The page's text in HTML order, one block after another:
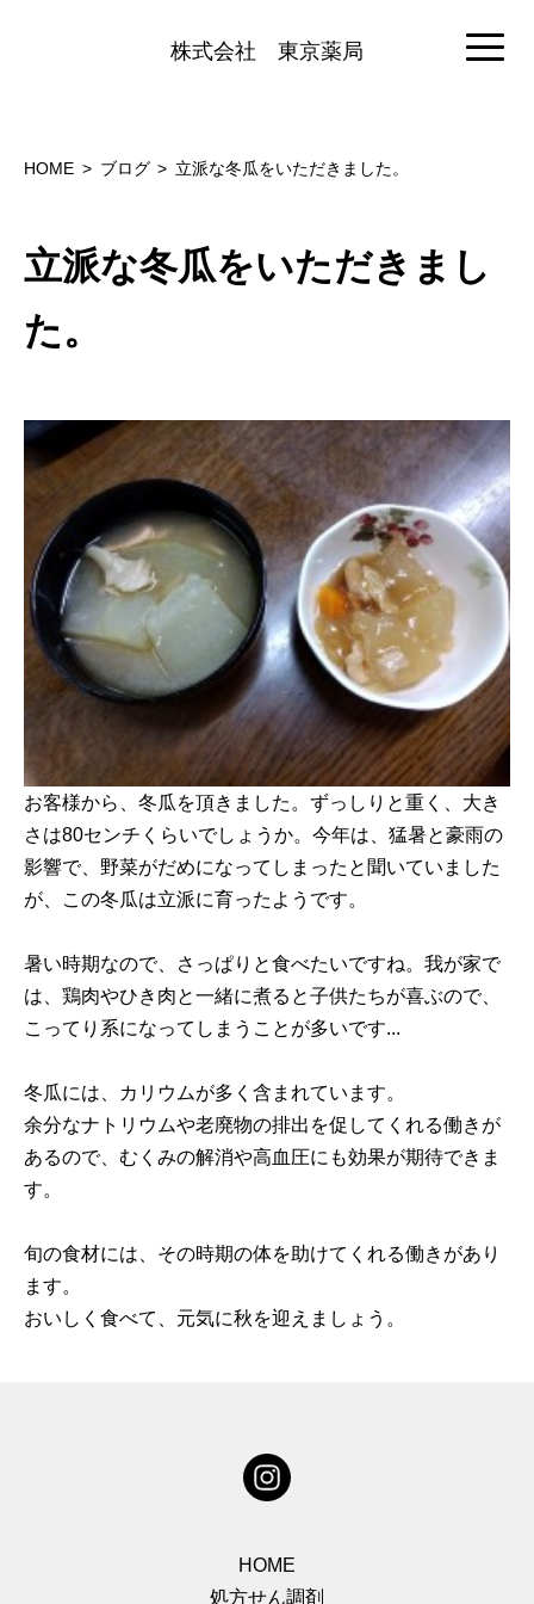
株式会社 東京薬局
HOME ブログ 立派な冬瓜をいただきました。
立派な冬瓜をいただきまし
た。
お客様から、冬瓜を頂きました。ずっしりと重く、大き
さは80センチくらいでしょうか。今年は、猛暑と豪雨の
影響で、野菜がだめになってしまったと聞いていました
が、この冬瓜は立派に育ったようです。
暑い時期なので、さっぱりと食べたいですね。我が家で
は、鶏肉やひき肉と一緒に煮ると子供たちが喜ぶので、
こってり系になってしまうことが多いです...
冬瓜には、カリウムが多く含まれています。
余分なナトリウムや老廃物の排出を促してくれる働きが
あるので、むくみの解消や高血圧にも効果が期待できま
す。
旬の食材には、その時期の体を助けてくれる働きがあり
ます。
おいしく食べて、元気に秋を迎えましょう。
HOME
処方せん調剤